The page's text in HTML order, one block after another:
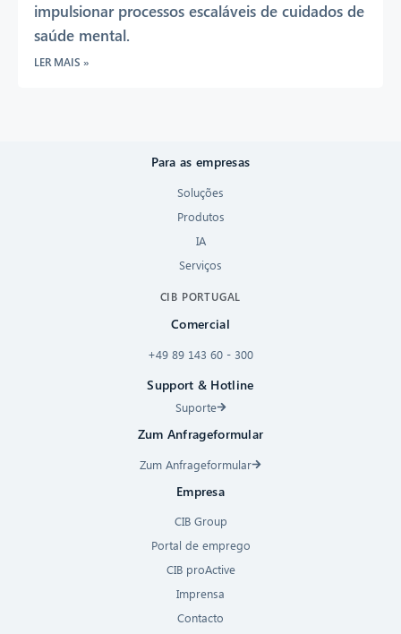
impulsionar processos escaláveis de cuidados de
saúde mental.
LER MAIS »
Para as empresas
Soluções
Produtos
IA
Serviços
CIB PORTUGAL
Comercial
+49 89 143 60 - 300
Support & Hotline
Suporte
Zum Anfrageformular
Zum Anfrageformular
Empresa
CIB Group
Portal de emprego
CIB proActive
Imprensa
Contacto